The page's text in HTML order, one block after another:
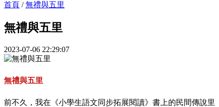
首頁 /無禮與五里
無禮與五里
2023-07-06 22:29:07
無禮與五里
前不久，我在《小學生語文同步拓展閱讀》書上的民間傳說里